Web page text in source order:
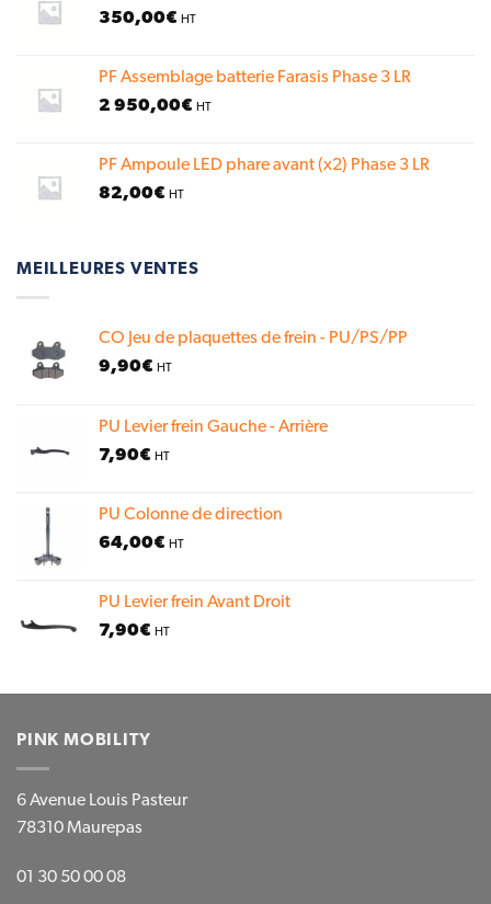
350,00€ HT
PF Assemblage batterie Farasis Phase 3 LR
2 950,00€ HT
PF Ampoule LED phare avant (x2) Phase 3 LR
82,00€ HT
MEILLEURES VENTES
CO Jeu de plaquettes de frein - PU/PS/PP
9,90€ HT
PU Levier frein Gauche - Arrière
7,90€ HT
PU Colonne de direction
64,00€ HT
PU Levier frein Avant Droit
7,90€ HT
PINK MOBILITY
6 Avenue Louis Pasteur
78310 Maurepas
01 30 50 00 08